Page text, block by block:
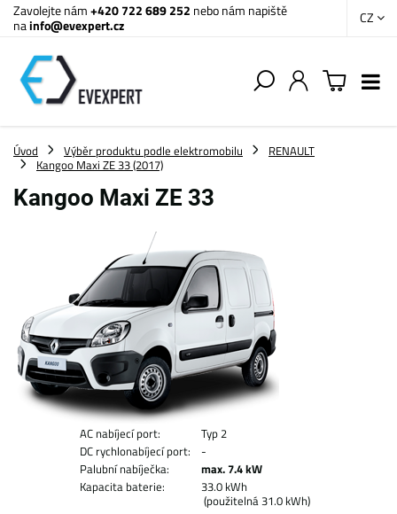
Zavolejte nám+420 722 689 252 nebo nám napiště
nainfo@evexpert.cz CZ
Úvod Výběr produktu podle elektromobilu
RENAULT
Kangoo Maxi ZE 33 (2017)
Kangoo Maxi ZE 33
AC nabíjecí port:
Typ 2
DC rychlonabíjecí port:
-
Palubní nabíječka:
max. 7.4 kW
Kapacita baterie:
33.0 kWh
(použitelná 31.0 kWh)